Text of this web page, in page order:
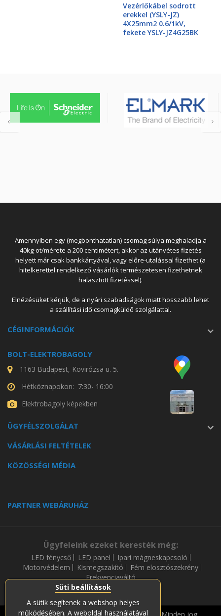
Süti beállítások
A sütik segítenek a webshop helyes
működésében. A weboldal használatával
Vezérlőkábel sodrott
erekkel (YSLY-JZ)
4X25mm2 0.6/1kV,
fekete YSLY-JZ4G25BK
Amennyiben egy (megbonthatatlan) csomag súlya meghaladja a
40kg-ot/mérete a 200 centimétert, akkor az utánvétes fizetés
helyett már csak bankkártyával, vagy előre-utalással fizethet (a
hitelkerettel rendelkező vásárlók természetesen fizethetnek
halasztott fizetéssel).
Elnézésüket kérjük, de a nyári szabadságok miatt hosszabb lehet
a szállítási idő csomagküldő szolgálattal.
CÉGINFORMÁCIÓK
BOLT-ELEKTROBAGOLY
1163 Budapest, Kövirózsa u. 5.
Hétköznapokon: 7:30- 16:00
Elektrobagoly képekben
ÜGYFÉLSZOLGÁLAT
VÁSÁRLÁSI FELTÉTELEK
KÖZÖSSÉGI MÉDIA
PARTNER WEBÁRUHÁZ
Ügyfeleink ezeket keresték még:
LED fénycső LED panel
Ipari mágneskapcsoló
Motorvédelem
Kismegszakító
Fém elosztószekrény
Frekvenciaváltó